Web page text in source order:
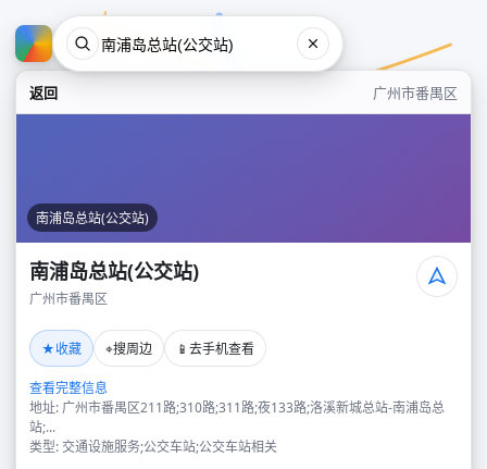
返回 广州市番禺区
南浦岛总站(公交站)
南浦岛总站(公交站)
广州市番禺区
★收藏 ⌖搜周边 📱 去手机查看
查看完整信息
地址: 广州市番禺区211路;310路;311路;夜133路;洛溪新城总站-南浦岛总
站;...
类型: 交通设施服务;公交车站;公交车站相关